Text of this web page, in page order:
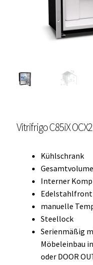
Einbau Kühlmöbel,
schwarz, lichtgrau
Kühl-
Weinkühlschränke
Eiswürfelbereiter
Kühlkassetten
Kühl-/ Gefrierboxen
OCX 2 Serie
Geräte Optionen
Vitrifrigo C85iX
Kühlschrank
Interner
Edelstahlfront
manuelle
Steellock
Serienmäßig
Möbeleinbau
oder DOOR